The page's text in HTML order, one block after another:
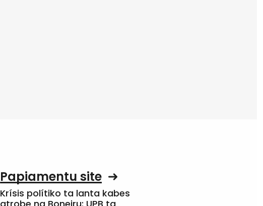
Papiamentu site
Krísis polítiko ta lanta kabes